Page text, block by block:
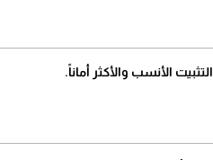
الأنسب والأكثر أماناً.